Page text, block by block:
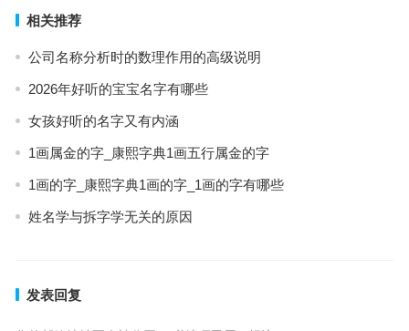
相关推荐
公司名称分析时的数理作用的高级说明
2026年好听的宝宝名字有哪些
女孩好听的名字又有内涵
1画属金的字_康熙字典1画五行属金的字
1画的字_康熙字典1画的字_1画的字有哪些
姓名学与拆字学无关的原因
发表回复